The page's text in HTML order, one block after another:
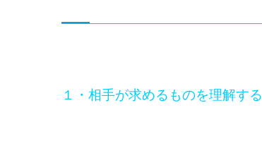
１・相手が求めるものを理解する